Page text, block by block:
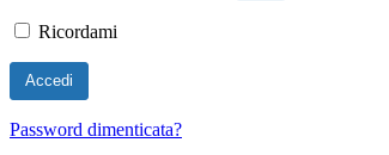
Ricordami
Password dimenticata?